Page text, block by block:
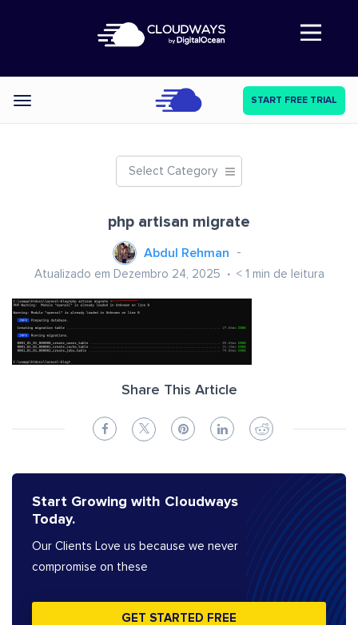
Abre a navegação
Categories START FREE TRIAL
Select Category
php artisan migrate
Abdul Rehman
Atualizado em Dezembro 24, 2025 < 1 min de leitura
Share This Article
Start Growing with Cloudways
Today.
Our Clients Love us because we never
compromise on these
GET STARTED FREE